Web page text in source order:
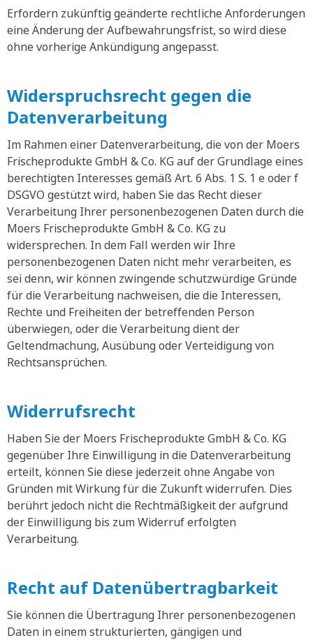
Erfordern zukünftig geänderte rechtliche Anforderungen
eine Änderung der Aufbewahrungsfrist, so wird diese
ohne vorherige Ankündigung angepasst.
Widerspruchsrecht gegen die
Datenverarbeitung
Im Rahmen einer Datenverarbeitung, die von der Moers
Frischeprodukte GmbH & Co. KG auf der Grundlage eines
berechtigten Interesses gemäß Art. 6 Abs. 1 S. 1 e oder f
DSGVO gestützt wird, haben Sie das Recht dieser
Verarbeitung Ihrer personenbezogenen Daten durch die
Moers Frischeprodukte GmbH & Co. KG zu
widersprechen. In dem Fall werden wir Ihre
personenbezogenen Daten nicht mehr verarbeiten, es
sei denn, wir können zwingende schutzwürdige Gründe
für die Verarbeitung nachweisen, die die Interessen,
Rechte und Freiheiten der betreffenden Person
überwiegen, oder die Verarbeitung dient der
Geltendmachung, Ausübung oder Verteidigung von
Rechtsansprüchen.
Widerrufsrecht
Haben Sie der Moers Frischeprodukte GmbH & Co. KG
gegenüber Ihre Einwilligung in die Datenverarbeitung
erteilt, können Sie diese jederzeit ohne Angabe von
Gründen mit Wirkung für die Zukunft widerrufen. Dies
berührt jedoch nicht die Rechtmäßigkeit der aufgrund
der Einwilligung bis zum Widerruf erfolgten
Verarbeitung.
Recht auf Datenübertragbarkeit
Sie können die Übertragung Ihrer personenbezogenen
Daten in einem strukturierten, gängigen und